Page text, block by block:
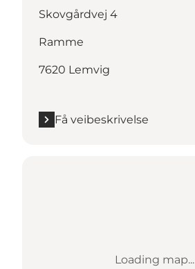
Skovgårdvej 4
Ramme
7620 Lemvig
Få veibeskrivelse
Loading map...